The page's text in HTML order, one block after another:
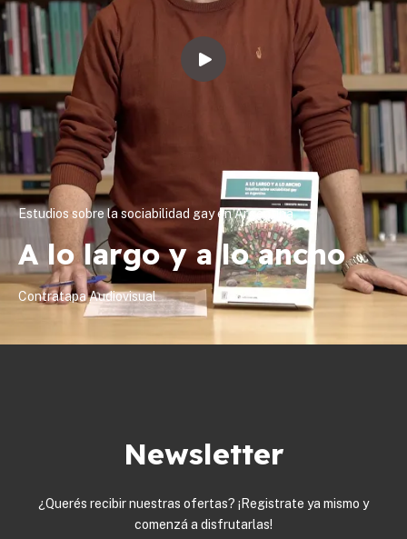
Estudios sobre la sociabilidad gay en Argentina
A lo largo y a lo ancho
Contratapa Audiovisual
Newsletter
¿Querés recibir nuestras ofertas? ¡Registrate ya mismo y
comenzá a disfrutarlas!